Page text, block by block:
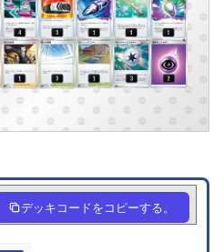
デッキコードをコピーする。